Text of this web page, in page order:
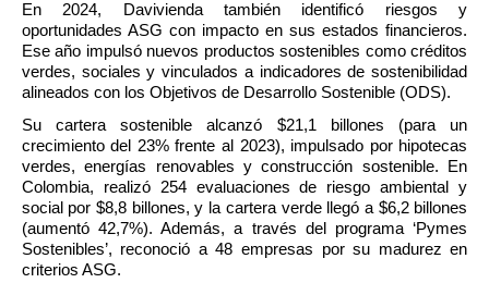
En 2024, Davivienda también identificó riesgos y
oportunidades ASG con impacto en sus estados financieros.
Ese año impulsó nuevos productos sostenibles como créditos
verdes, sociales y vinculados a indicadores de sostenibilidad
alineados con los Objetivos de Desarrollo Sostenible (ODS).
Su cartera sostenible alcanzó $21,1 billones (para un
crecimiento del 23% frente al 2023), impulsado por hipotecas
verdes, energías renovables y construcción sostenible. En
Colombia, realizó 254 evaluaciones de riesgo ambiental y
social por $8,8 billones, y la cartera verde llegó a $6,2 billones
(aumentó 42,7%). Además, a través del programa ‘Pymes
Sostenibles’, reconoció a 48 empresas por su madurez en
criterios ASG.